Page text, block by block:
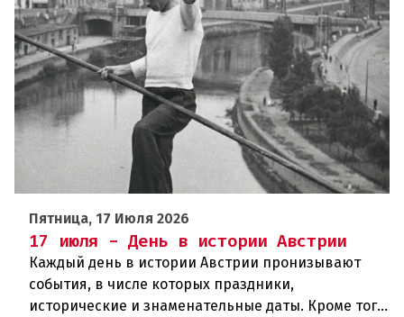
Пятница, 17 Июля 2026
17 июля - День в истории Австрии
Каждый день в истории Австрии пронизывают
события, в числе которых праздники,
исторические и знаменательные даты. Кроме того